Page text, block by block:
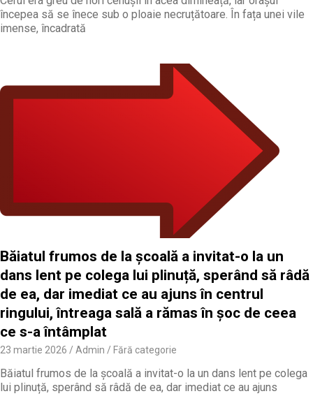
începea să se înece sub o ploaie necruțătoare. În fața unei vile
imense, încadrată
Băiatul frumos de la școală a invitat-o la un
dans lent pe colega lui plinuță, sperând să râdă
de ea, dar imediat ce au ajuns în centrul
ringului, întreaga sală a rămas în șoc de ceea
ce s-a întâmplat
23 martie 2026 Admin Fără categorie
Băiatul frumos de la școală a invitat-o la un dans lent pe colega
lui plinuță, sperând să râdă de ea, dar imediat ce au ajuns